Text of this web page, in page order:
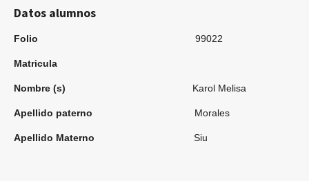
Datos alumnos
Folio 99022
Matricula
Nombre (s) Karol Melisa
Apellido paterno Morales
Apellido Materno Siu